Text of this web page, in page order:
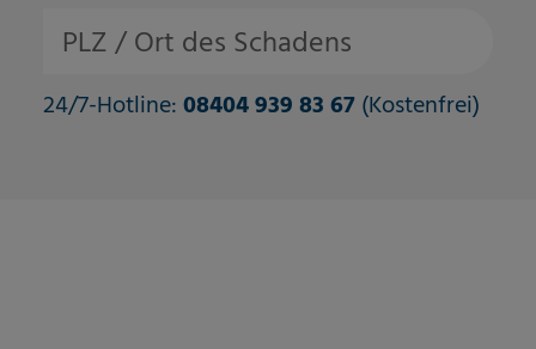
PLZ / Ort des Schadens
24/7-Hotline:​​ 08404 939 83 67​(Kostenfrei)